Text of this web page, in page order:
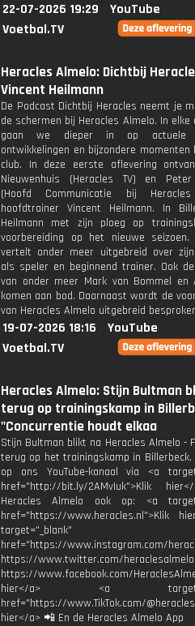
22-07-2026 19:29
YouTube
Voetbal.TV
Heracles Almelo: Dichtbij
Vincent Heilmann
De Podcast Dichtbij Heracles neemt je
de schermen bij Heracles Almelo. In elke
gaan we dieper in op actuele
ontwikkelingen en bijzondere momenten
club. In deze eerste aflevering
Nieuwenhuis (Heracles TV) en Peter
(Hoofd Communicatie bij
hoofdtrainer Vincent Heilmann. In
Heilmann met zijn ploeg op
voorbereiding op het nieuwe seizoen.
vertelt onder meer uitgebreid over
als speler en beginnend trainer. Ook
van onder meer Mark van Bommel en
komen aan bod. Daarnaast wordt de
van Heracles Almelo uitgebreid
19-07-2026 18:16
YouTube
Voetbal.TV
Heracles Almelo: Stijn Bultman
terug op trainingskamp in
"Concurrentie houdt elkaa
Stijn Bultman blikt na Heracles Almelo -
terug op het trainingskamp in Billerbeck.
op ons YouTube-kanaal via <a
href="http://bit.ly/2AMvIuk">Klik
Heracles Almelo ook op: <a
href="https://www.heracles.nl">Klik
target="_blank"
href="https://www.instagram.com/
https://www.twitter.com/heraclesalmelo
https://www.facebook.com/
hier</a> <a
href="https://www.TikTok.com/
hier</a> 📲 En de Heracles Almelo App